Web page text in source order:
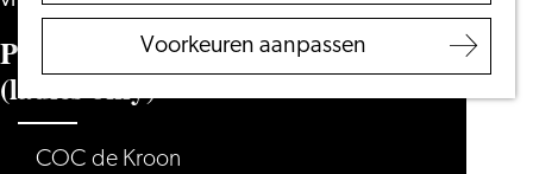
Voorkeuren aanpassen
Regio Leiden
Pride Leiden, Pre Pride Party
(ladies only)
COC de Kroon